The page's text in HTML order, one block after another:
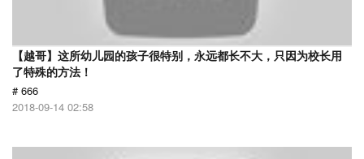
【越哥】这所幼儿园的孩子很特别，永远都长不大，只因为校长用
了特殊的方法！
# 666
2018-09-14 02:58